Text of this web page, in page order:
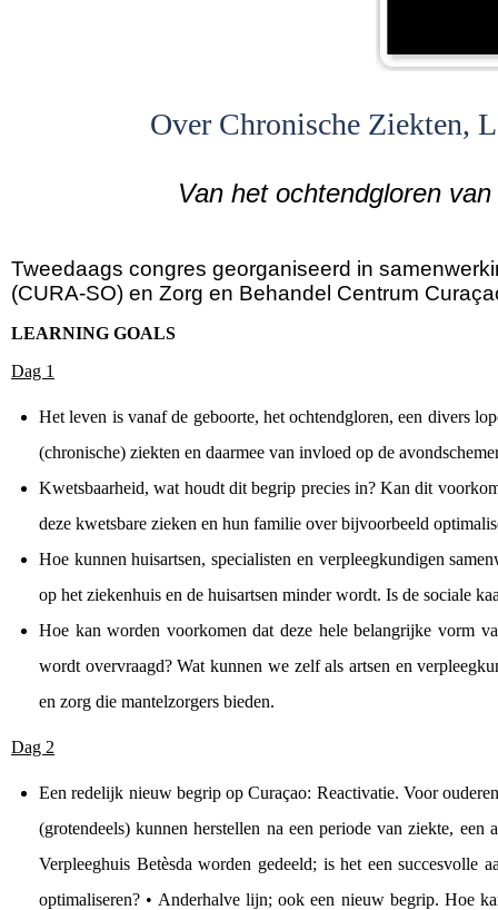
Over Chronische Ziekten,
Van het ochtendgloren
Tweedaags congres georganiseerd in
(CURA-SO) en Zorg en Behandel Centrum
LEARNING GOALS
Dag 1
Het leven is vanaf de geboorte, het ochtendgloren, een divers
(chronische) ziekten en daarmee van invloed op de
Kwetsbaarheid, wat houdt dit begrip precies in? Kan dit
deze kwetsbare zieken en hun familie over bijvoorbeeld
Hoe kunnen huisartsen, specialisten en verpleegkundigen
op het ziekenhuis en de huisartsen minder wordt. Is de sociale
Hoe kan worden voorkomen dat deze hele belangrijke vorm
wordt overvraagd? Wat kunnen we zelf als artsen en
en zorg die mantelzorgers bieden.
Dag 2
Een redelijk nieuw begrip op Curaçao: Reactivatie. Voor
(grotendeels) kunnen herstellen na een periode van ziekte,
Verpleeghuis Betèsda worden gedeeld; is het een
optimaliseren? • Anderhalve lijn; ook een nieuw begrip. Hoe